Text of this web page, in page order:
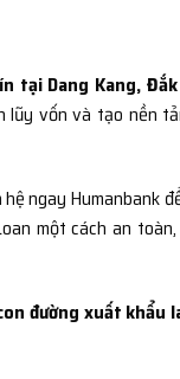
tại Dang Kang,
lũy vốn và tạo nền
ngay Humanbank
một cách an
đường xuất khẩu